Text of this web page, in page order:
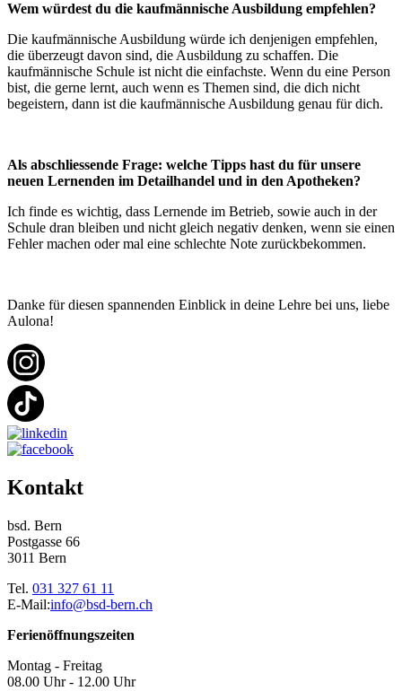
Wem würdest du die kaufmännische Ausbildung empfehlen?
Die kaufmännische Ausbildung würde ich denjenigen empfehlen,
die überzeugt davon sind, die Ausbildung zu schaffen. Die
kaufmännische Schule ist nicht die einfachste. Wenn du eine Person
bist, die gerne lernt, auch wenn es Themen sind, die dich nicht
begeistern, dann ist die kaufmännische Ausbildung genau für dich.
Als abschliessende Frage: welche Tipps hast du für unsere
neuen Lernenden im Detailhandel und in den Apotheken?
Ich finde es wichtig, dass Lernende im Betrieb, sowie auch in der
Schule dran bleiben und nicht gleich negativ denken, wenn sie einen
Fehler machen oder mal eine schlechte Note zurückbekommen.
Danke für diesen spannenden Einblick in deine Lehre bei uns, liebe
Aulona!
Kontakt
bsd. Bern
Postgasse 66
3011 Bern
Tel. 031 327 61 11
E-Mail:info@bsd-bern.ch
Ferienöffnungszeiten
Montag - Freitag
08.00 Uhr - 12.00 Uhr